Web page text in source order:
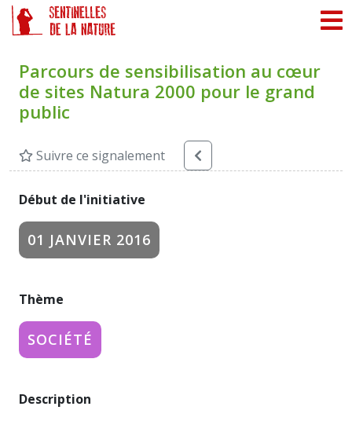
Parcours de sensibilisation au cœur
de sites Natura 2000 pour le grand
public
Suivre ce signalement
Début de l'initiative
01 JANVIER 2016
Thème
SOCIÉTÉ
Description
Panneau de gestion des cookies